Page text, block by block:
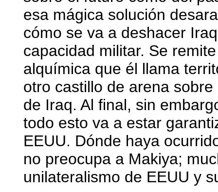
esa mágica solución
cómo se va a deshacer
capacidad militar. Se
alquímica que él llama
otro castillo de arena
de Iraq. Al final, sin
todo esto va a estar
EEUU. Dónde haya
no preocupa a Makiya;
unilateralismo de EEUU y